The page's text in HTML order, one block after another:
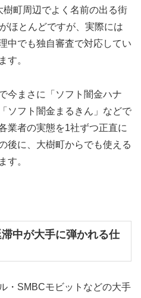
樹町周辺でよく名前の出る街
ほとんどですが、実際には
中でも独自審査で対応してい
す。
今まさに「ソフト闇金ハナ
ソフト闇金まるきん」などで
業者の実態を1社ずつ正直に
後に、大樹町からでも使える
す。
中が大手に弾かれる仕
・SMBCモビットなどの大手